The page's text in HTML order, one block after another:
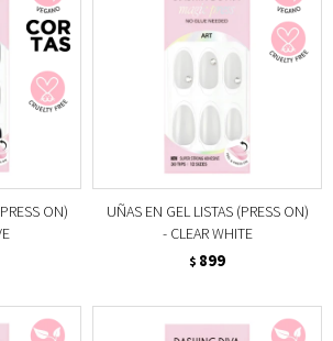
ON)
UÑAS EN GEL LISTAS (PRESS ON)
- CLEAR WHITE
$ 899